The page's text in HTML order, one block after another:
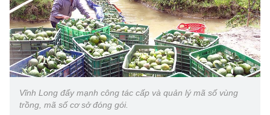
Vĩnh Long đẩy mạnh công tác cấp và quản lý mã số vùng
trồng, mã số cơ sở đóng gói.